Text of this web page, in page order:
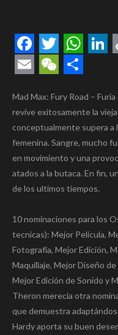
Facebook
Twitter
Mad Max: Fury Road –
revive exitosamente la
conceptualmente supera a
femenina. Sangre, mucho
en movimiento y una
atados a la butaca. En fin,
de los ultimos tiempos.
10 nominaciones para los
tecnicas): Mejor Película,
Fotografía, Mejor Edición,
Maquillaje, Mejor Diseño
Mejor Edición de Sonido y
Theron merecía otra
que demuestra
Hardy aporta su buen